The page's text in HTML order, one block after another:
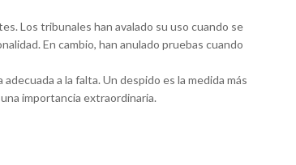
Los tribunales han avalado su uso cuando se
En cambio, han anulado pruebas cuando
adecuada a la falta. Un despido es la medida más
importancia extraordinaria.